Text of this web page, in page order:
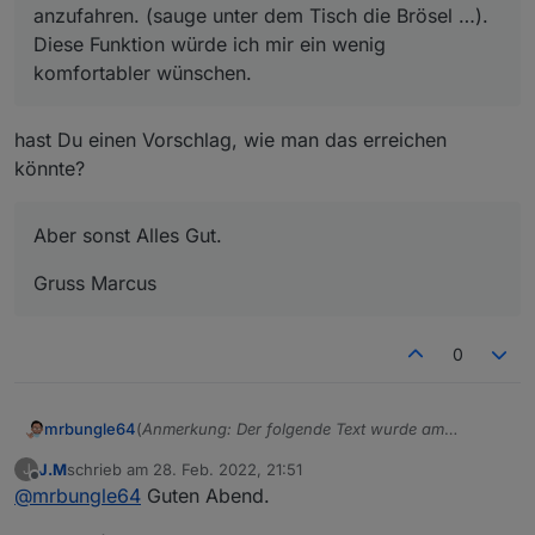
anzufahren. (sauge unter dem Tisch die Brösel …).
Diese Funktion würde ich mir ein wenig
komfortabler wünschen.
hast Du einen Vorschlag, wie man das erreichen
könnte?
Aber sonst Alles Gut.
Gruss Marcus
0
mrbungle64(Anmerkung: Der folgende Text wurde am
aktualisiert )
Hallo zusammen,
J
Offline
J.Mschrieb am 28. Feb. 2022, 21:51
zuletzt editiert von
@mrbungle64 Guten Abend.